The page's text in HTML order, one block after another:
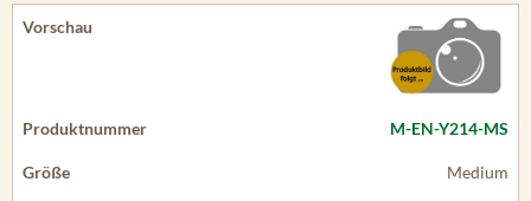
M-EN-Y214-MS
Medium